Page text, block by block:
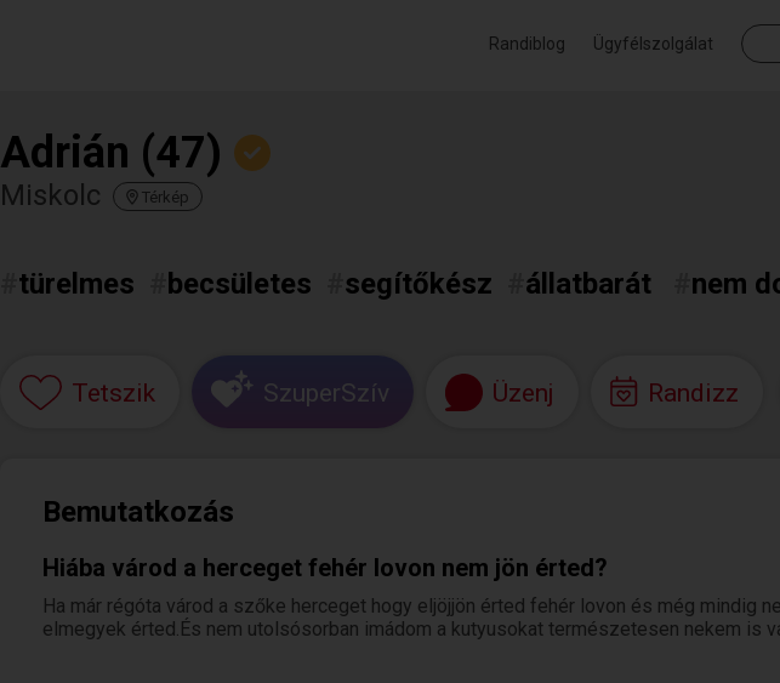
Randiblog Ügyfélszolgálat
Adrián (47)
Miskolc Térkép
türelmes becsületes segítőkész állatbarát nem
Tetszik SzuperSzív Üzenj Randizz
Bemutatkozás
Hiába várod a herceget fehér lovon nem jön érted?
Ha már régóta várod a szőke herceget hogy eljöjjön érted fehér lovon és még mindig
elmegyek érted.És nem utolsósorban imádom a kutyusokat természetesen nekem is